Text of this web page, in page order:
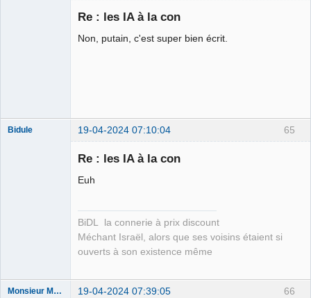
Re : les IA à la con
Non, putain, c'est super bien écrit.
65
Bidule 19-04-2024 07:10:04
Re : les IA à la con
Euh
BiDL la connerie à prix discount
Méchant Israël, alors que ses voisins étaient si
ouverts à son existence même
66
Monsieur Maurice 19-04-2024 07:39:05